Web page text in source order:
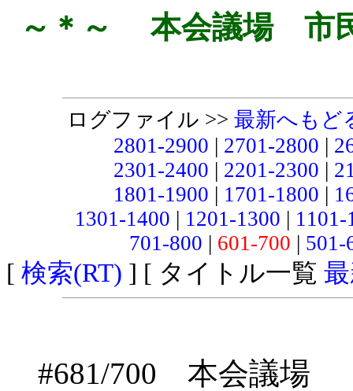
～＊～ 本会議場 市
ログファイル >> 最新へもど
2801-2900 | 2701-2800 |
2301-2400 | 2201-2300 |
1801-1900 | 1701-1800 |
1301-1400 | 1201-1300 |
701-800 | 601-700 |
[ 検索(RT) ] [ タイトル一覧
#681/700 本会議場